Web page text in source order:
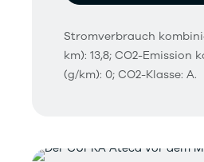
Stromverbrauch
km): 13,8; CO2-Emission
(g/km): 0; CO2-Klasse: A.